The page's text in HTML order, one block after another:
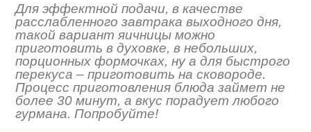
Для эффектной подачи, в качестве
расслабленного завтрака выходного дня,
такой вариант яичницы можно
приготовить в духовке, в небольших,
порционных формочках, ну а для быстрого
перекуса – приготовить на сковороде.
Процесс приготовления блюда займет не
более 30 минут, а вкус порадует любого
гурмана. Попробуйте!